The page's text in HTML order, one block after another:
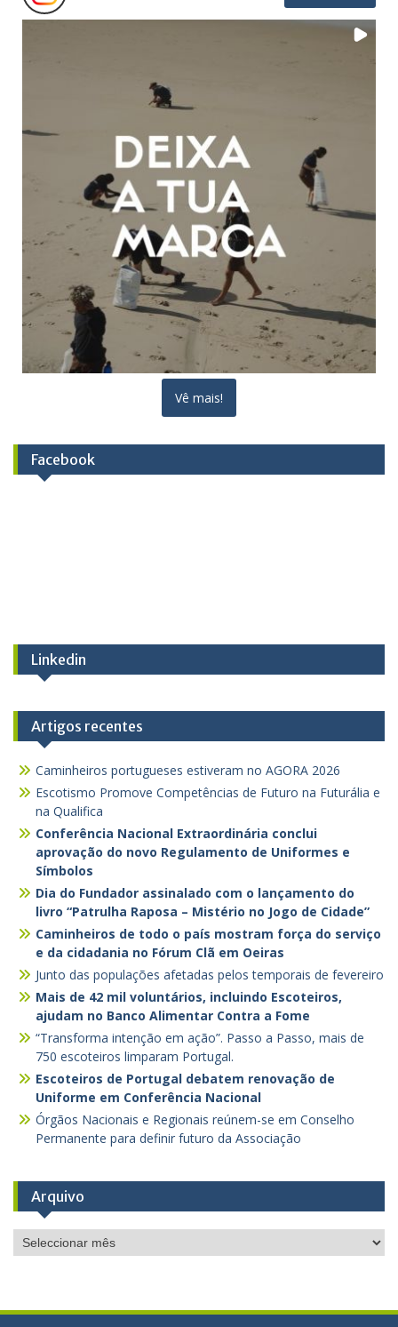
Vê mais!
Facebook
Linkedin
Artigos recentes
Caminheiros portugueses estiveram no AGORA 2026
Escotismo Promove Competências de Futuro na Futurália e
na Qualifica
Conferência Nacional Extraordinária conclui
aprovação do novo Regulamento de Uniformes e
Símbolos
Dia do Fundador assinalado com o lançamento do
livro “Patrulha Raposa – Mistério no Jogo de Cidade”
Caminheiros de todo o país mostram força do serviço
e da cidadania no Fórum Clã em Oeiras
Junto das populações afetadas pelos temporais de fevereiro
Mais de 42 mil voluntários, incluindo Escoteiros,
ajudam no Banco Alimentar Contra a Fome
“Transforma intenção em ação”. Passo a Passo, mais de
750 escoteiros limparam Portugal.
Escoteiros de Portugal debatem renovação de
Uniforme em Conferência Nacional
Órgãos Nacionais e Regionais reúnem-se em Conselho
Permanente para definir futuro da Associação
Arquivo
Arquivo